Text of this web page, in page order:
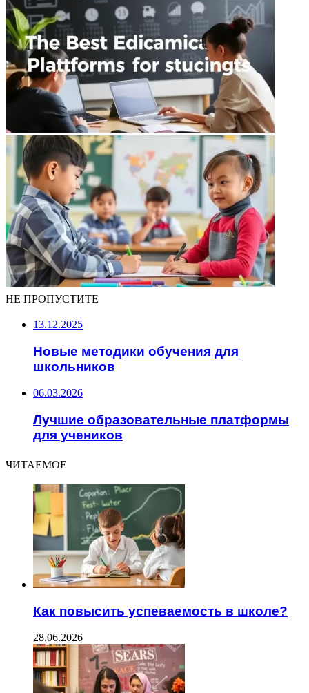
НЕ ПРОПУСТИТЕ
13.12.2025
Новые методики обучения для
школьников
06.03.2026
Лучшие образовательные платформы
для учеников
ЧИТАЕМОЕ
Как повысить успеваемость в школе?
28.06.2026